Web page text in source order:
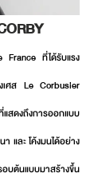
France ที่ได้รับแรง
เศส Le Corbusier
สดงถึงการออกแบบ
และ โค้งมนได้อย่าง
บต้นแบบมาสร้างขึ้น